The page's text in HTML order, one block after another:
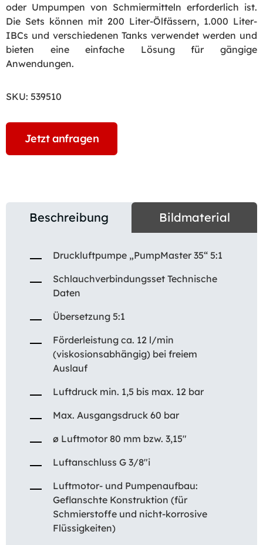
oder Umpumpen von Schmiermitteln erforderlich ist.
Die Sets können mit 200 Liter-Ölfässern, 1.000 Liter-
IBCs und verschiedenen Tanks verwendet werden und
bieten eine einfache Lösung für gängige
Anwendungen.
SKU: 539510
Jetzt anfragen
Beschreibung Bildmaterial
Druckluftpumpe „PumpMaster 35“ 5:1
Schlauchverbindungsset Technische
Daten
Übersetzung 5:1
Förderleistung ca. 12 l/min
(viskosionsabhängig) bei freiem
Auslauf
Luftdruck min. 1,5 bis max. 12 bar
Max. Ausgangsdruck 60 bar
ø Luftmotor 80 mm bzw. 3,15″
Luftanschluss G 3/8″i
Luftmotor- und Pumpenaufbau:
Geflanschte Konstruktion (für
Schmierstoffe und nicht-korrosive
Flüssigkeiten)